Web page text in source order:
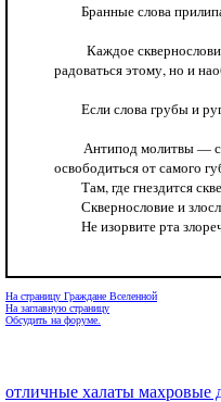
Бранные слова
Каждое сквернословие
радоваться этому, но и
Если слова грубы и
Антипод молитвы —
освободиться от самого
Там, где гнездится
Сквернословие и
Не изорвите рта
На страницу Граждане Вселенной
На заглавную страницу
Обсудить на форуме.
отличные халаты махровые